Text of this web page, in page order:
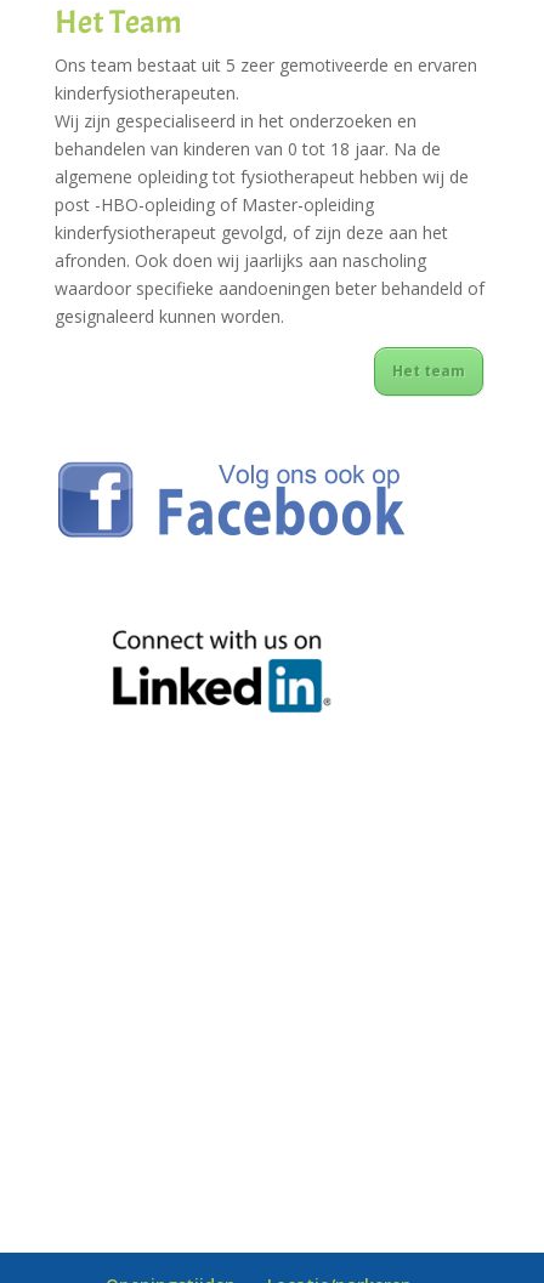
Het Team
Ons team bestaat uit 5 zeer gemotiveerde en ervaren
kinderfysiotherapeuten.
Wij zijn gespecialiseerd in het onderzoeken en
behandelen van kinderen van 0 tot 18 jaar. Na de
algemene opleiding tot fysiotherapeut hebben wij de
post -HBO-opleiding of Master-opleiding
kinderfysiotherapeut gevolgd, of zijn deze aan het
afronden. Ook doen wij jaarlijks aan nascholing
waardoor specifieke aandoeningen beter behandeld of
gesignaleerd kunnen worden.
Het team